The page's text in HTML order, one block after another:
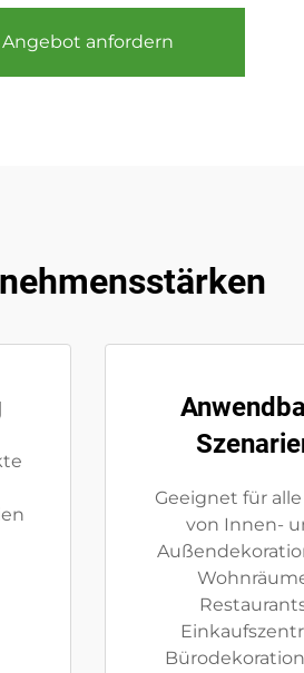
Angebot anfordern
Geeignet für
von Innen-